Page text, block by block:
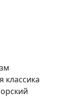
классика